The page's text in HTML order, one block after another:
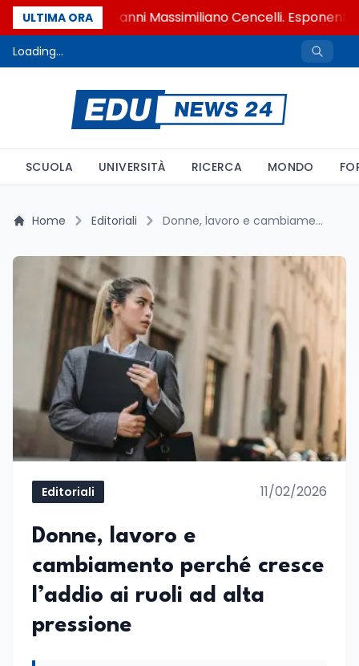
ULTIMA ORA
Si è spento a 90 anni Massimiliano Cencelli.
Loading...
SCUOLA UNIVERSITÀ RICERCA MONDO
Home Editoriali Donne, lavoro e cambiamento perché cresce l’addio ai ruoli ad alta pressione
Editoriali 11/02/2026
Donne, lavoro e
cambiamento perché cresce
l’addio ai ruoli ad alta
pressione